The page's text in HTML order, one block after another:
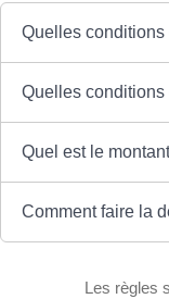
Quelles
Quelles
Quel est le
Comment faire la
Les règles